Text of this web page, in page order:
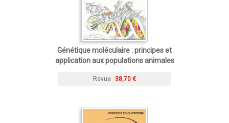
Génétique moléculaire : principes et
application aux populations animales
Revue 38,70 €